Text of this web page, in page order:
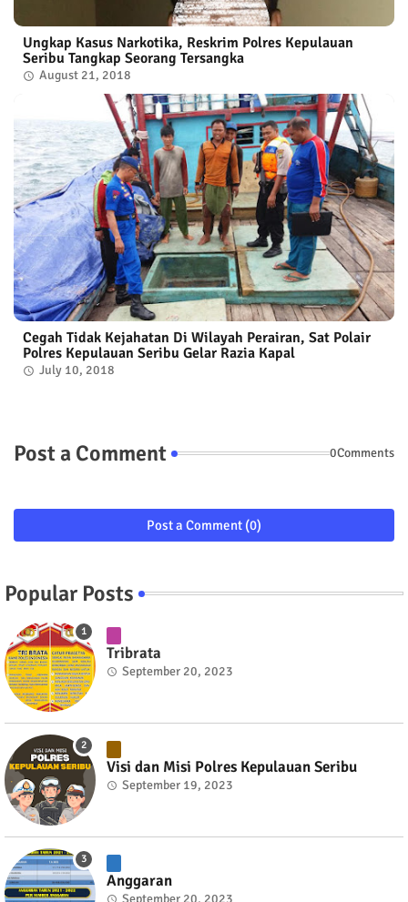
Ungkap Kasus Narkotika, Reskrim Polres Kepulauan
Seribu Tangkap Seorang Tersangka
August 21, 2018
Cegah Tidak Kejahatan Di Wilayah Perairan, Sat Polair
Polres Kepulauan Seribu Gelar Razia Kapal
July 10, 2018
Post a Comment 0Comments
Post a Comment (0)
Popular Posts
Tribrata
September 20, 2023
Visi dan Misi Polres Kepulauan Seribu
September 19, 2023
Anggaran
September 20, 2023